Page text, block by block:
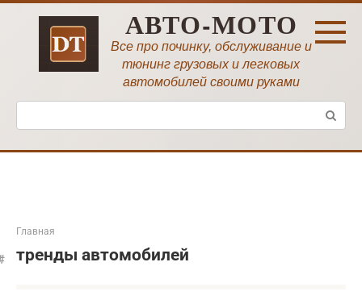
Перейти
АВТО-МОТО
Все про починку, обслуживание и
тюнинг грузовых и легковых
автомобилей своими руками
Поиск:
Главная
тренды автомобилей